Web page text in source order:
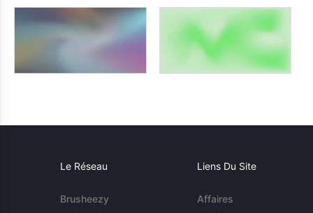
Le Réseau
Brusheezy
Liens Du Site
Affaires